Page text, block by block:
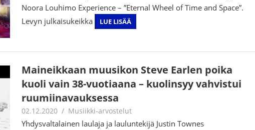
Noora Louhimo Experience – ”Eternal Wheel of Time and Space”.
Levyn julkaisukeikka
LUE LISÄÄ
Maineikkaan muusikon Steve Earlen poika
kuoli vain 38-vuotiaana – kuolinsyy vahvistui
ruumiinavauksessa
02.12.2020 Juha Kaunisto
Musiikki-arvostelut
Yhdysvaltalainen laulaja ja lauluntekijä Justin Townes